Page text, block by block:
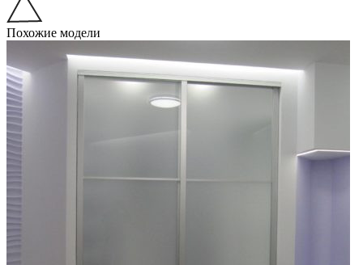
Похожие модели